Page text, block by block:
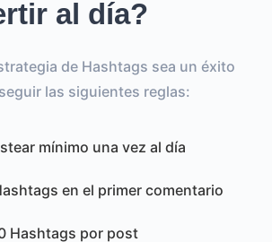
al día?
de Hashtags sea un éxito
las siguientes reglas:
mínimo una vez al día
en el primer comentario
Hashtags por post